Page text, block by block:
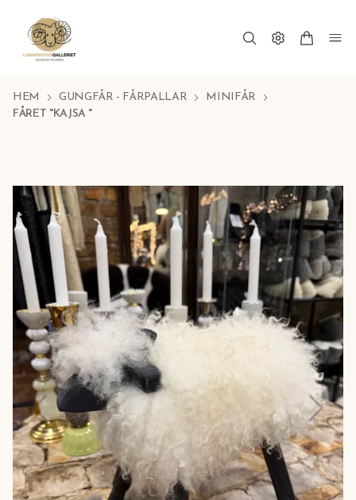
HEM GUNGFÅR - FÅRPALLAR
MINIFÅR
FÅRET "KAJSA "